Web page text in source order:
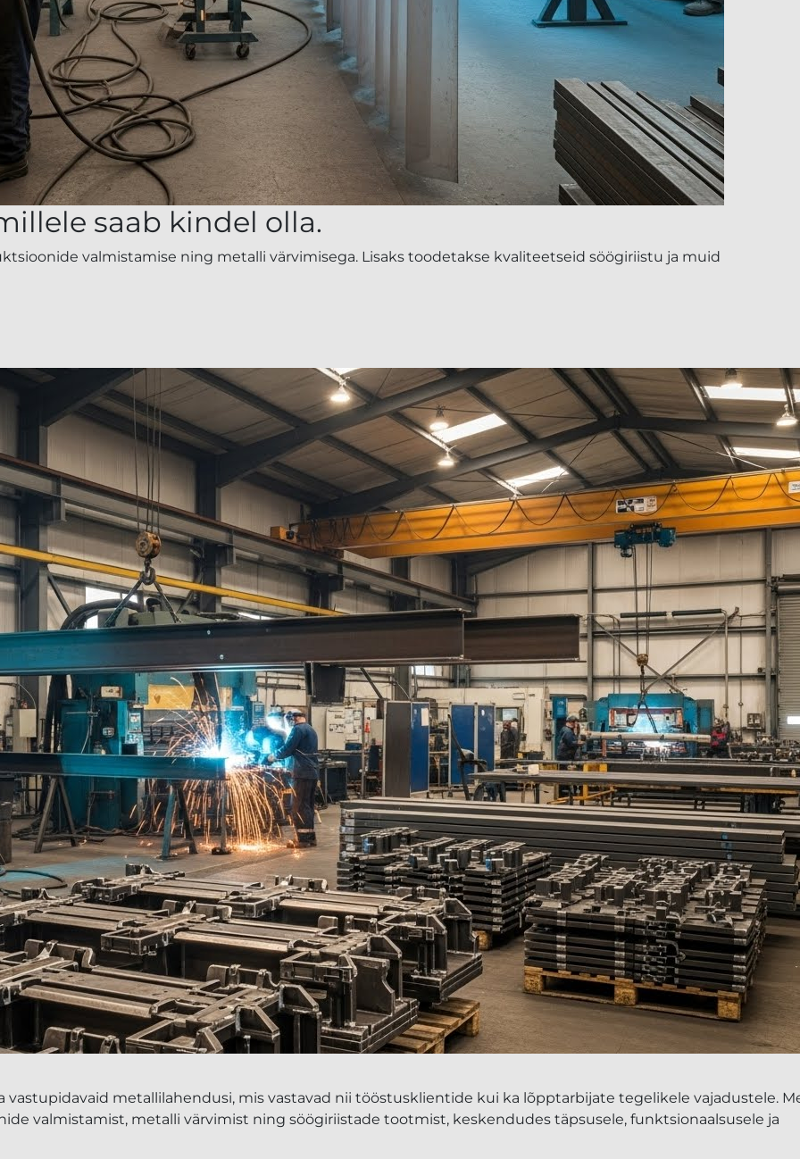
saab kindel olla.
valmistamise ning metalli värvimisega. Lisaks toodetakse kvaliteetseid söögiriistu ja muid
vastupidavaid metallilahendusi, mis vastavad nii tööstusklientide kui ka lõpptarbijate tegelikele vajadustele.
valmistamist, metalli värvimist ning söögiriistade tootmist, keskendudes täpsusele, funktsionaalsusele ja